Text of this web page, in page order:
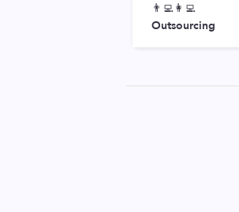
👨‍💻👩‍💻
Outsourcing